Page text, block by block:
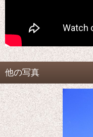
他の写真